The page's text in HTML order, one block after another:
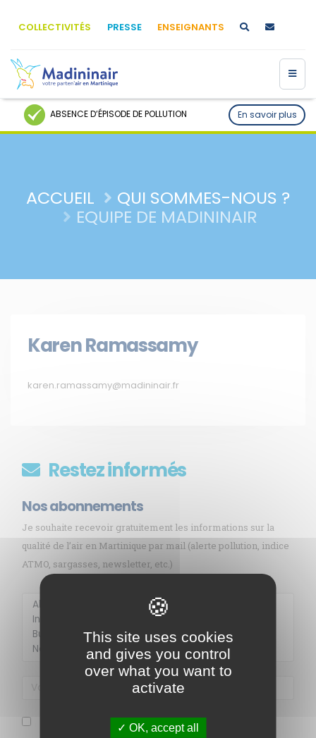
COLLECTIVITÉS PRESSE ENSEIGNANTS
ABSENCE D’ÉPISODE DE POLLUTION En savoir plus
ACCUEIL
QUI SOMMES-NOUS ?
EQUIPE DE MADININAIR
Karen Ramassamy
karen.ramassamy@madininair.fr
Restez informés
Nos abonnements
Je souhaite recevoir gratuitement les informations sur la
qualité de l’air en Martinique par mail (alerte pollution, indice
ATMO, sargasses, newsletter, etc.)
J’ai pris connaissance et accepte la politique de
Membre de Agréé par
MENU
This site uses cookies
and gives you control
over what you want to
activate
OK, accept all